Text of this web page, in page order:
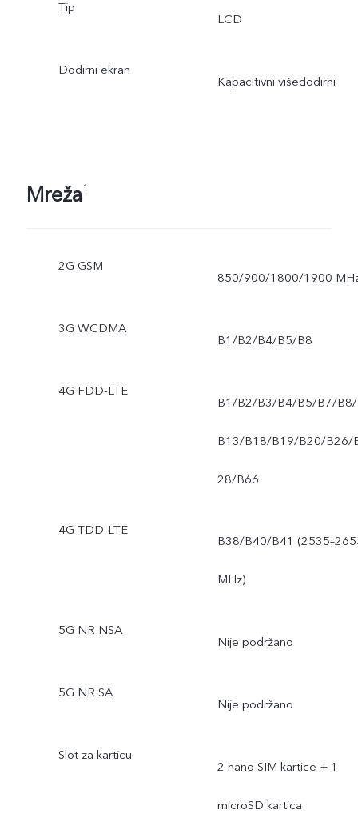
Tip
LCD
Dodirni ekran
Kapacitivni višedodirni
Mreža1
2G GSM
850/900/1800/1900
3G WCDMA
B1/B2/B4/B5/B8
4G FDD-LTE
B1/B2/B3/B4/B5/B7/B8/
B13/B18/B19/B20/B26/
28/B66
4G TDD-LTE
B38/B40/B41
MHz)
5G NR NSA
Nije podržano
5G NR SA
Nije podržano
Slot za karticu
2 nano SIM kartice + 1
microSD kartica